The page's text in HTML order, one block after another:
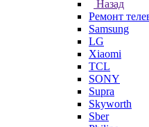
Назад
Ремонт
Samsung
LG
Xiaomi
TCL
SONY
Supra
Skyworth
Sber